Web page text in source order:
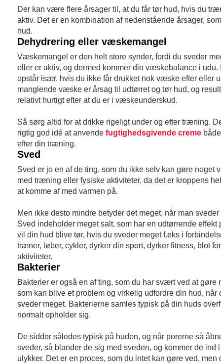
Der kan være flere årsager til, at du får tør hud, hvis du
aktiv. Det er en kombination af nedenstående årsager,
hud.
Dehydrering eller væskemangel
Væskemangel er den helt store synder, fordi du sveder
eller er aktiv, og dermed kommer din væskebalance i udu.
opstår især, hvis du ikke får drukket nok væske efter eller
manglende væske er årsag til udtørret og tør hud, og
relativt hurtigt efter at du er i væskeunderskud.
Så sørg altid for at drikke rigeligt under og efter træning.
rigtig god idé at anvende fugtighedsgivende creme
efter din træning.
Sved
Sved er jo en af de ting, som du ikke selv kan gøre noget
med træning eller fysiske aktiviteter, da det er kroppens
at komme af med varmen på.
Men ikke desto mindre betyder det meget, når man
Sved indeholder meget salt, som har en udtørrende effekt
vil din hud blive tør, hvis du sveder meget f.eks i
træner, løber, cykler, dyrker din sport, dyrker fitness, blot
aktiviteter.
Bakterier
Bakterier er også en af ting, som du har svært ved at gøre
som kan blive et problem og virkelig udfordre din hud, når
sveder meget. Bakterierne samles typisk på din huds
normalt opholder sig.
De sidder således typisk på huden, og når porerne så
sveder, så blander de sig med sveden, og kommer de ind
ulykker. Det er en proces, som du intet kan gøre ved, men